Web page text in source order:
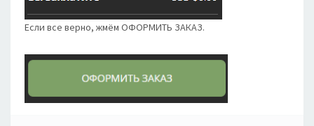
Если все верно, жмём ОФОРМИТЬ ЗАКАЗ.